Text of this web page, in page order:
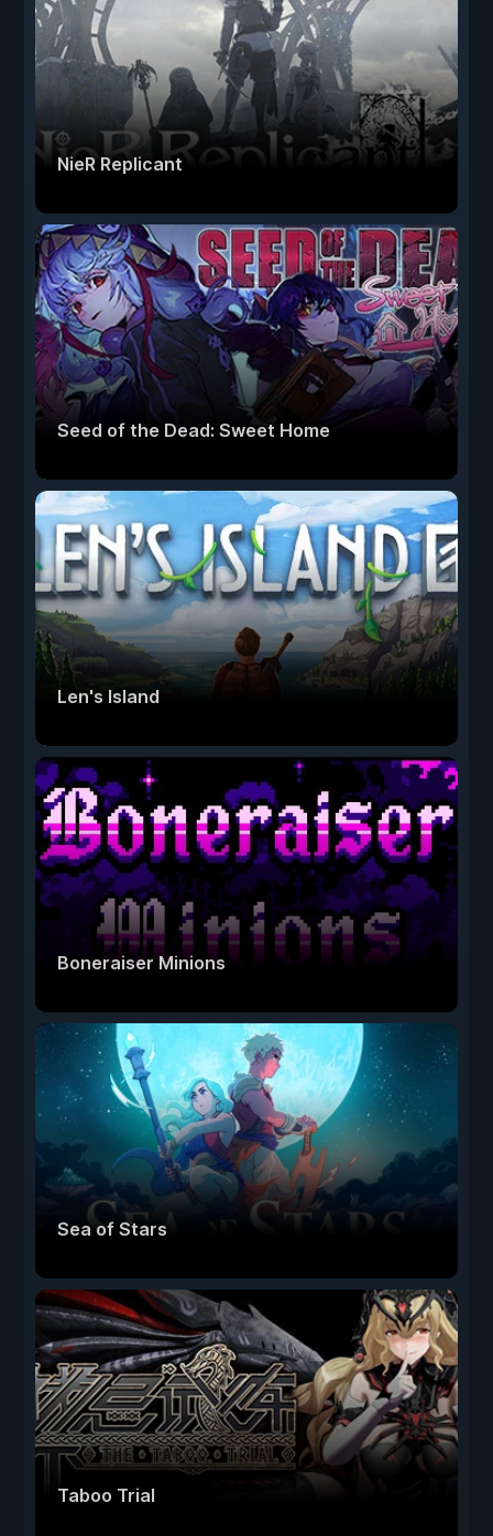
NieR Replicant
Seed of the Dead: Sweet Home
Len's Island
Boneraiser Minions
Sea of Stars
Taboo Trial